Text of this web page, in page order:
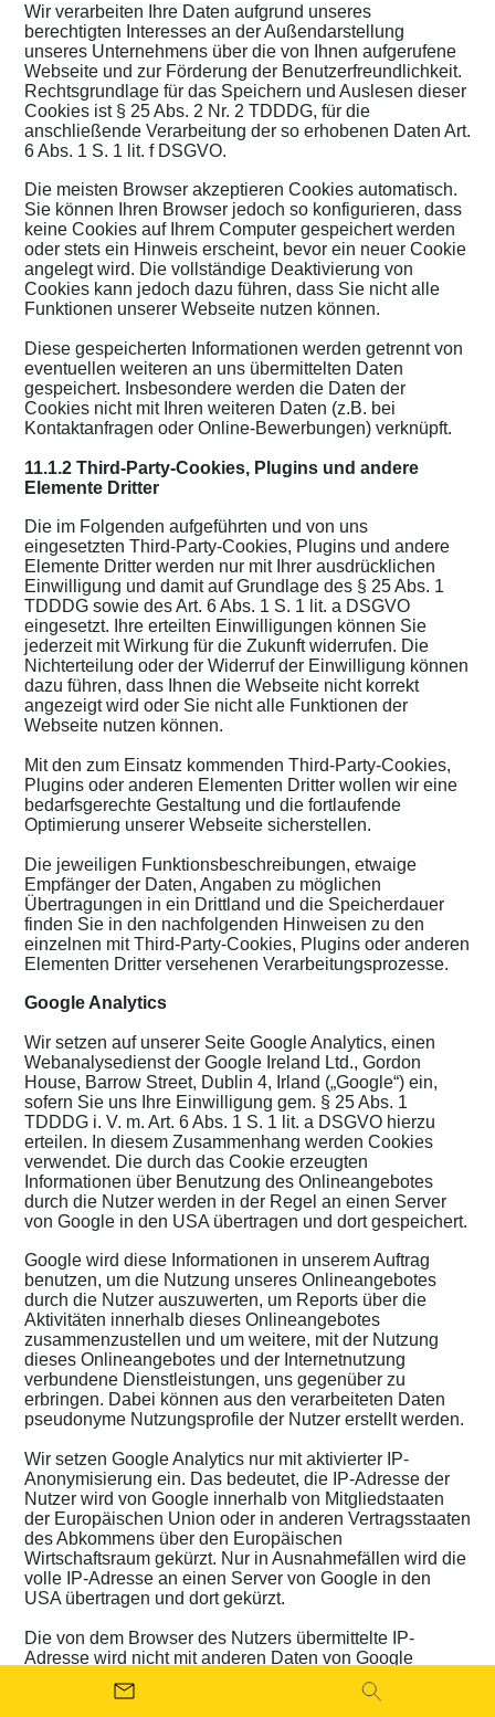
Wir verarbeiten Ihre Daten aufgrund unseres
berechtigten Interesses an der Außendarstellung
unseres Unternehmens über die von Ihnen aufgerufene
Webseite und zur Förderung der Benutzerfreundlichkeit.
Rechtsgrundlage für das Speichern und Auslesen dieser
Cookies ist § 25 Abs. 2 Nr. 2 TDDDG, für die
anschließende Verarbeitung der so erhobenen Daten Art.
6 Abs. 1 S. 1 lit. f DSGVO.
Die meisten Browser akzeptieren Cookies automatisch.
Sie können Ihren Browser jedoch so konfigurieren, dass
keine Cookies auf Ihrem Computer gespeichert werden
oder stets ein Hinweis erscheint, bevor ein neuer Cookie
angelegt wird. Die vollständige Deaktivierung von
Cookies kann jedoch dazu führen, dass Sie nicht alle
Funktionen unserer Webseite nutzen können.
Diese gespeicherten Informationen werden getrennt von
eventuellen weiteren an uns übermittelten Daten
gespeichert. Insbesondere werden die Daten der
Cookies nicht mit Ihren weiteren Daten (z.B. bei
Kontaktanfragen oder Online-Bewerbungen) verknüpft.
11.1.2 Third-Party-Cookies, Plugins und andere
Elemente Dritter
Die im Folgenden aufgeführten und von uns
eingesetzten Third-Party-Cookies, Plugins und andere
Elemente Dritter werden nur mit Ihrer ausdrücklichen
Einwilligung und damit auf Grundlage des § 25 Abs. 1
TDDDG sowie des Art. 6 Abs. 1 S. 1 lit. a DSGVO
eingesetzt. Ihre erteilten Einwilligungen können Sie
jederzeit mit Wirkung für die Zukunft widerrufen. Die
Nichterteilung oder der Widerruf der Einwilligung können
dazu führen, dass Ihnen die Webseite nicht korrekt
angezeigt wird oder Sie nicht alle Funktionen der
Webseite nutzen können.
Mit den zum Einsatz kommenden Third-Party-Cookies,
Plugins oder anderen Elementen Dritter wollen wir eine
bedarfsgerechte Gestaltung und die fortlaufende
Optimierung unserer Webseite sicherstellen.
Die jeweiligen Funktionsbeschreibungen, etwaige
Empfänger der Daten, Angaben zu möglichen
Übertragungen in ein Drittland und die Speicherdauer
finden Sie in den nachfolgenden Hinweisen zu den
einzelnen mit Third-Party-Cookies, Plugins oder anderen
Elementen Dritter versehenen Verarbeitungsprozesse.
Google Analytics
Wir setzen auf unserer Seite Google Analytics, einen
Webanalysedienst der Google Ireland Ltd., Gordon
House, Barrow Street, Dublin 4, Irland („Google“) ein,
sofern Sie uns Ihre Einwilligung gem. § 25 Abs. 1
TDDDG i. V. m. Art. 6 Abs. 1 S. 1 lit. a DSGVO hierzu
erteilen. In diesem Zusammenhang werden Cookies
verwendet. Die durch das Cookie erzeugten
Informationen über Benutzung des Onlineangebotes
durch die Nutzer werden in der Regel an einen Server
von Google in den USA übertragen und dort gespeichert.
Google wird diese Informationen in unserem Auftrag
benutzen, um die Nutzung unseres Onlineangebotes
durch die Nutzer auszuwerten, um Reports über die
Aktivitäten innerhalb dieses Onlineangebotes
zusammenzustellen und um weitere, mit der Nutzung
dieses Onlineangebotes und der Internetnutzung
verbundene Dienstleistungen, uns gegenüber zu
erbringen. Dabei können aus den verarbeiteten Daten
pseudonyme Nutzungsprofile der Nutzer erstellt werden.
Wir setzen Google Analytics nur mit aktivierter IP-
Anonymisierung ein. Das bedeutet, die IP-Adresse der
Nutzer wird von Google innerhalb von Mitgliedstaaten
der Europäischen Union oder in anderen Vertragsstaaten
des Abkommens über den Europäischen
Wirtschaftsraum gekürzt. Nur in Ausnahmefällen wird die
volle IP-Adresse an einen Server von Google in den
USA übertragen und dort gekürzt.
Die von dem Browser des Nutzers übermittelte IP-
Adresse wird nicht mit anderen Daten von Google
zusammengeführt. Die Nutzer können die Speicherung
der Cookies durch eine entsprechende Einstellung ihrer